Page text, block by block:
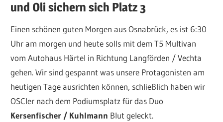
und Oli sichern sich Platz 3
Einen schönen guten Morgen aus Osnabrück, es ist 6:30
Uhr am morgen und heute solls mit dem T5 Multivan
vom Autohaus Härtel in Richtung Langförden / Vechta
gehen. Wir sind gespannt was unsere Protagonisten am
heutigen Tage ausrichten können, schließlich haben wir
OSCler nach dem Podiumsplatz für das Duo
Kersenfischer / Kuhlmann Blut geleckt.